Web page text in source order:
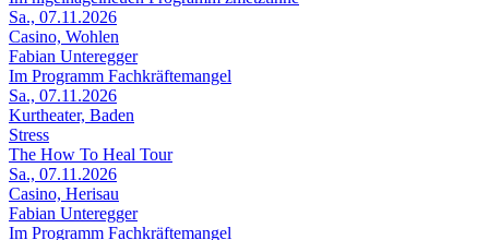
Sa., 07.11.2026
Casino, Wohlen
Fabian Unteregger
Im Programm Fachkräftemangel
Sa., 07.11.2026
Kurtheater, Baden
Stress
The How To Heal Tour
Sa., 07.11.2026
Casino, Herisau
Fabian Unteregger
Im Programm Fachkräftemangel